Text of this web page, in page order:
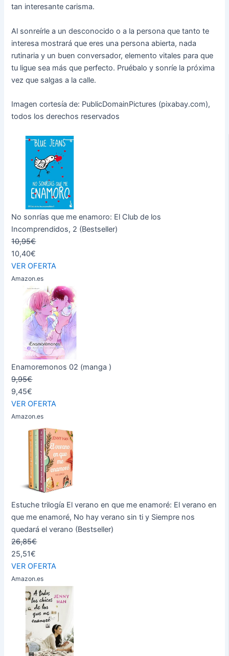
tan interesante carisma.
Al sonreírle a un desconocido o a la persona que tanto te
interesa mostrará que eres una persona abierta, nada
rutinaria y un buen conversador, elemento vitales para que
tu ligue sea más que perfecto. Pruébalo y sonríe la próxima
vez que salgas a la calle.
Imagen cortesía de: PublicDomainPictures (pixabay.com),
todos los derechos reservados
No sonrías que me enamoro: El Club de los
Incomprendidos, 2 (Bestseller)
10,95€
10,40€
VER OFERTA
Amazon.es
Enamoremonos 02 (manga )
9,95€
9,45€
VER OFERTA
Amazon.es
Estuche trilogía El verano en que me enamoré: El verano en
que me enamoré, No hay verano sin ti y Siempre nos
quedará el verano (Bestseller)
26,85€
25,51€
VER OFERTA
Amazon.es